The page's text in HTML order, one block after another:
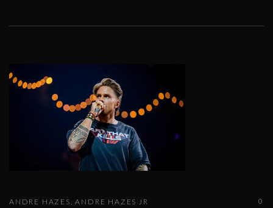
0
ANDRE HAZES ANDRE HAZES JR